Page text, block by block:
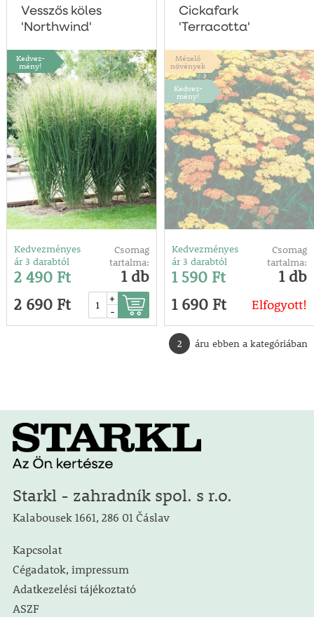
Vesszős köles
'Northwind'
Kedvez-
mény!
Kedvezményes
ár 3 darabtól
2 490 Ft
Csomag
tartalma:
1 db
2 690 Ft
+
-
Cickafark
'Terracotta'
Mézelő
növények
Kedvez-
mény!
Kedvezményes
ár 3 darabtól
1 590 Ft
Csomag
tartalma:
1 db
1 690 Ft
Elfogyott!
2 áru ebben a kategóriában
Starkl - zahradník spol. s r.o.
Kalabousek 1661, 286 01 Čáslav
Kapcsolat
Cégadatok, impressum
Adatkezelési tájékoztató
ASZF